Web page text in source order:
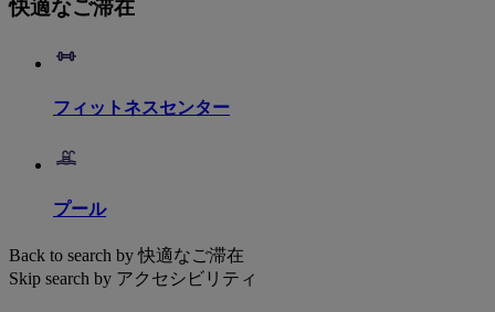
快適なご滞在
フィットネスセンター
プール
Back to search by 快適なご滞在
Skip search by アクセシビリティ